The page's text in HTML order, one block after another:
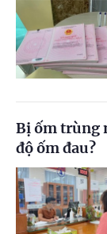
Bị ốm trùng
độ ốm đau?